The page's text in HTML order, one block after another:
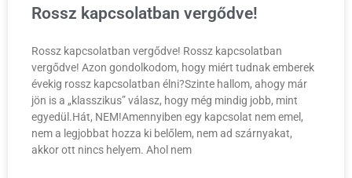
Rossz kapcsolatban vergődve!
Rossz kapcsolatban vergődve! Rossz kapcsolatban
vergődve! Azon gondolkodom, hogy miért tudnak emberek
évekig rossz kapcsolatban élni?Szinte hallom, ahogy már
jön is a „klasszikus” válasz, hogy még mindig jobb, mint
egyedül.Hát, NEM!Amennyiben egy kapcsolat nem emel,
nem a legjobbat hozza ki belőlem, nem ad szárnyakat,
akkor ott nincs helyem. Ahol nem